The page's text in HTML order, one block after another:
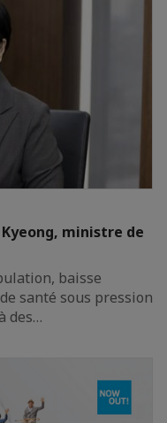
Kyeong, ministre de
baisse
santé sous pression
des…